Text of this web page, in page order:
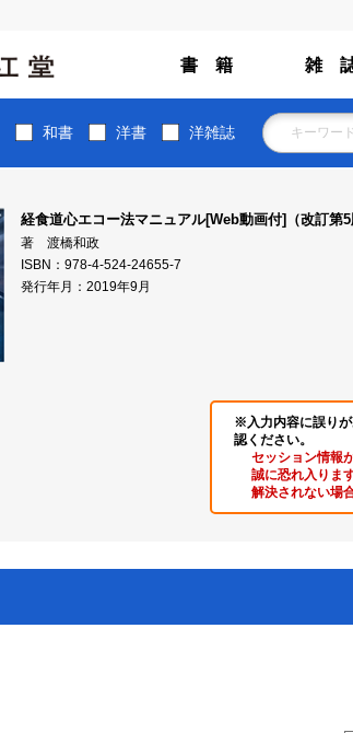
書 籍 雑
和書 洋書 洋雑誌
経食道心エコー法マニュアル[Web動画付]（改訂第5
著 渡橋和政
ISBN：978-4-524-24655-7
発行年月：2019年9月
※入力内容に誤りが
認ください。
セッション情報
誠に恐れ入りま
解決されない場